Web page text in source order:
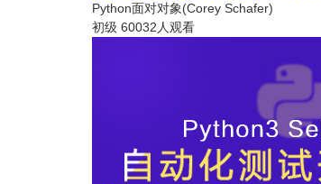
Python面对对象(Corey Schafer)
初级 60032人观看